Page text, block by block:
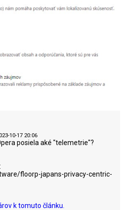
10-17 20:06
posiela aké "telemetrie"?
floorp-japans-privacy-centric-
k tomuto článku.